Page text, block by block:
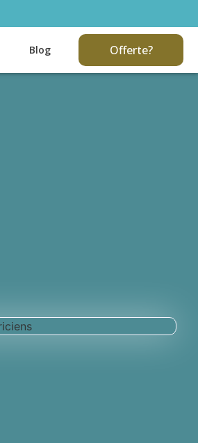
Blog Offerte?